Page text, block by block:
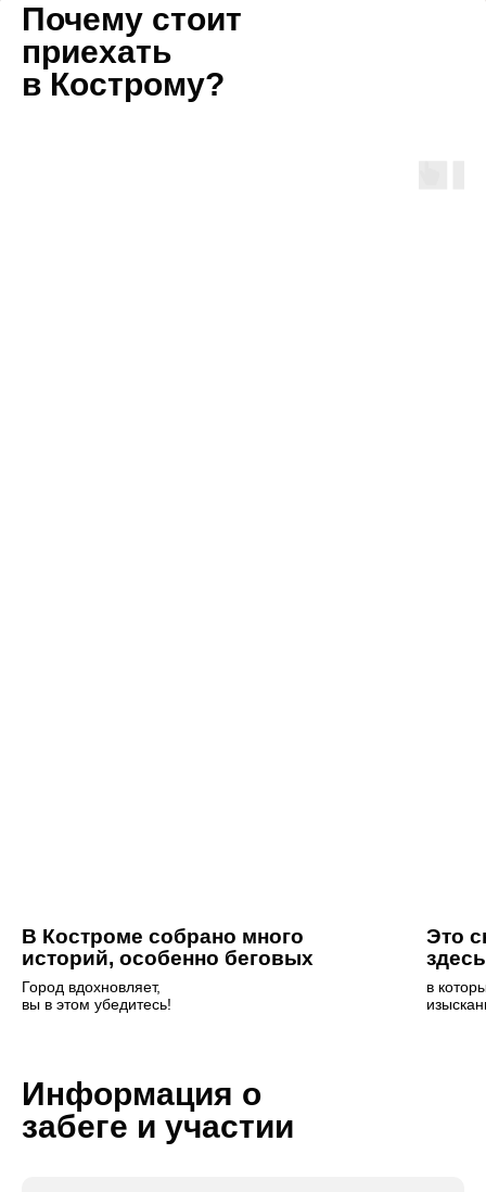
Почему стоит
приехать
в Кострому?
В Костроме собрано много
историй, особенно беговых
Город вдохновляет,
вы в этом убедитесь!
Это
в
Информация о
забеге и участии